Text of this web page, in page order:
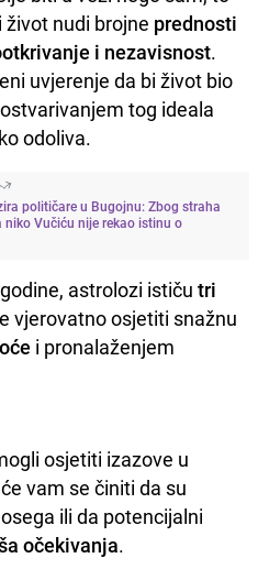
život nudi brojne prednosti
i nezavisnost.
uvjerenje da bi život bio
tog ideala
odoliva.
političare u Bugojnu: Zbog straha
niko Vučiću nije rekao istinu o
astrolozi ističu tri
vjerovatno osjetiti snažnu
i pronalaženjem
osjetiti izazove u
vam se činiti da su
ili da potencijalni
očekivanja.